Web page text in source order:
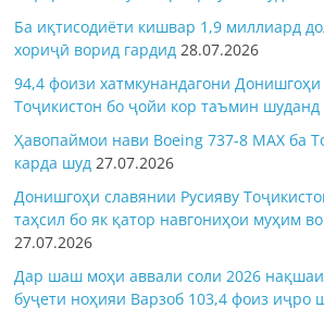
Ба иқтисодиёти кишвар 1,9 миллиард
хориҷӣ ворид гардид 28.07.2026
94,4 фоизи хатмкунандагони Донишгоҳи
Тоҷикистон бо ҷойи кор таъмин шуданд
Ҳавопаймои нави Boeing 737-8 MAX ба
карда шуд 27.07.2026
Донишгоҳи славянии Русияву
таҳсил бо як қатор навгониҳои муҳим
27.07.2026
Дар шаш моҳи аввали соли 2026
буҷети ноҳияи Варзоб 103,4 фоиз иҷро